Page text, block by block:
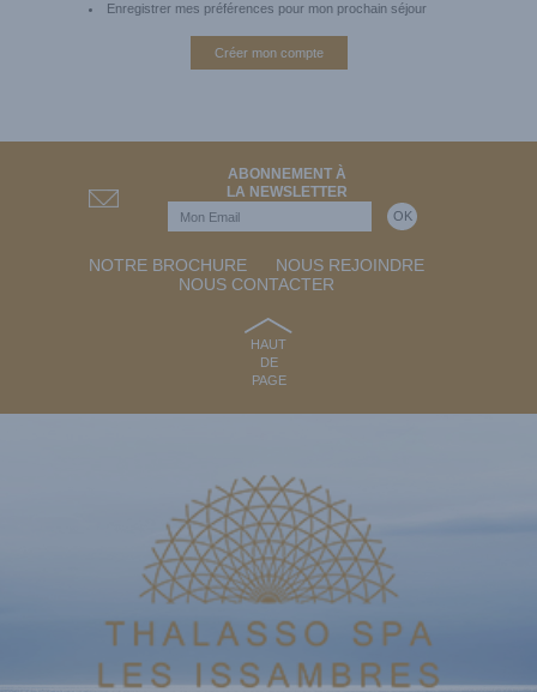
Enregistrer mes préférences pour mon prochain séjour
Créer mon compte
ABONNEMENT À
LA NEWSLETTER
NOTRE BROCHURE
NOUS REJOINDRE
NOUS CONTACTER
HAUT
DE
PAGE